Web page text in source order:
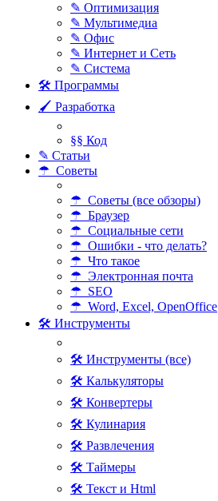
✎ Оптимизация
✎ Мультимедиа
✎ Офис
✎ Интернет и Сеть
✎ Система
🛠 Программы
🖌 Разработка
§§ Код
✎ Статьи
☂ Советы
☂ Советы (все обзоры)
☂ Браузер
☂ Социальные сети
☂ Ошибки - что делать?
☂ Что такое
☂ Электронная почта
☂ SEO
☂ Word, Excel, OpenOffice
🛠 Инструменты
🛠 Инструменты (все)
🛠 Калькуляторы
🛠 Конвертеры
🛠 Кулинария
🛠 Развлечения
🛠 Таймеры
🛠 Текст и Html